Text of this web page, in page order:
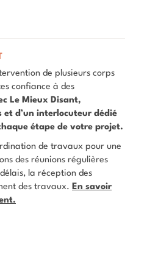
de plusieurs corps
confiance à des
Le Mieux Disant,
d’un interlocuteur dédié
étape de votre projet.
de travaux pour une
des réunions régulières
la réception des
des travaux. En savoir